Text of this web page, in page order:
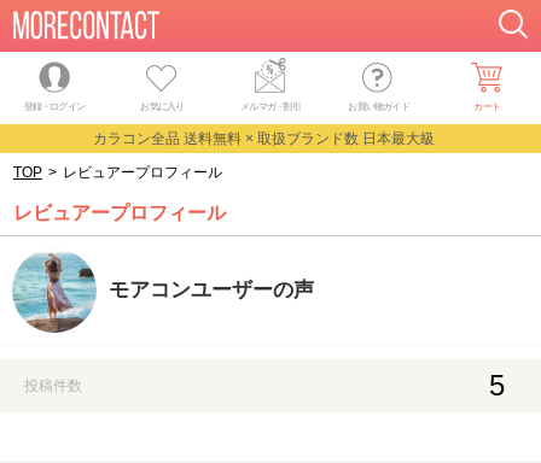
登録・ログイン お気に入り メルマガ・割引 お買い物ガイド カート
カラコン全品 送料無料 × 取扱ブランド数 日本最大級
TOP > レビュアープロフィール
レビュアープロフィール
モアコンユーザーの声
投稿件数 5